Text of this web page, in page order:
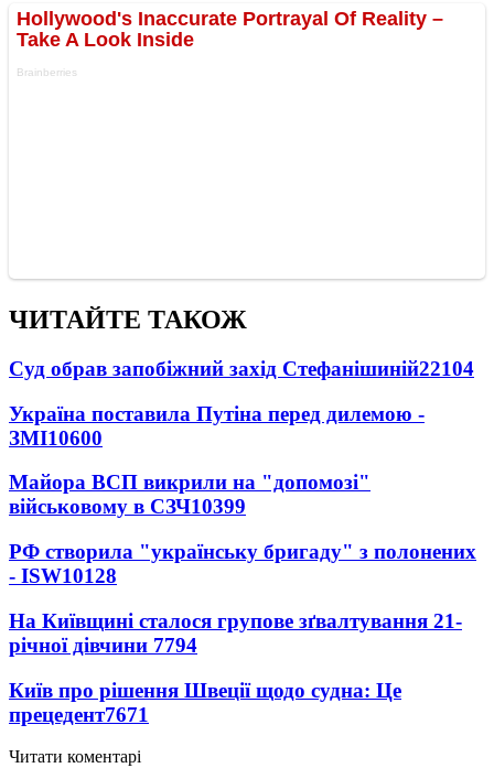
ЧИТАЙТЕ ТАКОЖ
Суд обрав запобіжний захід Стефанішиній22104
Україна поставила Путіна перед дилемою -
ЗМІ10600
Майора ВСП викрили на "допомозі"
військовому в СЗЧ10399
РФ створила "українську бригаду" з полонених
- ISW10128
На Київщині сталося групове зґвалтування 21-
річної дівчини 7794
Київ про рішення Швеції щодо судна: Це
прецедент7671
Читати коментарі